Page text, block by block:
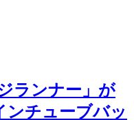
ランナー」が
ンチューブバッ